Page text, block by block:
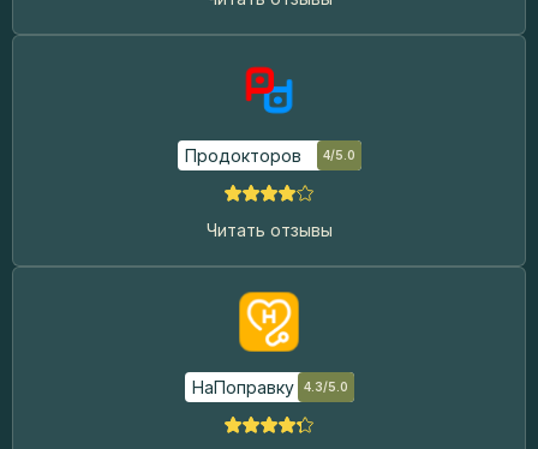
Продокторов 4/5.0
Читать отзывы
НаПоправку 4.3/5.0